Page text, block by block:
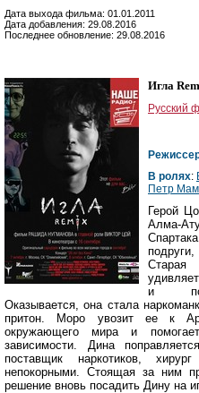
Дата выхода фильма: 01.01.2011
Дата добавления: 29.08.2016
Последнее обновление: 29.08.2016
Игла
Русский
В ролях:
Петр
Герой
Алма-
и
Оказывается, она стала
притон. Моро увозит ее к
окружающего мира и
зависимости. Дина
поставщик наркотиков,
непокорными. Стоящая за ним
решение вновь посадить Дину на